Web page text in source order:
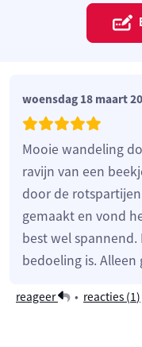
woensdag 18 maart
Mooie wandeling
ravijn van een
door de
gemaakt en vond
best wel
bedoeling is.
reageer • reacties (1)